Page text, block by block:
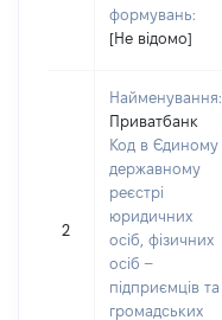
формувань:
[Не відомо]
2
Найменування:
Приватбанк
Код в Єдиному
державному
реєстрі
юридичних
осіб, фізичних
осіб –
підприємців та
громадських